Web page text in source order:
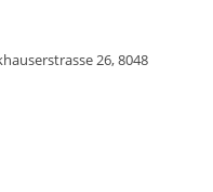
26, 8048